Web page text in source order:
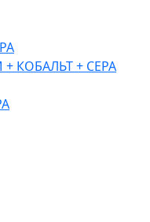
КОБАЛЬТ + СЕРА